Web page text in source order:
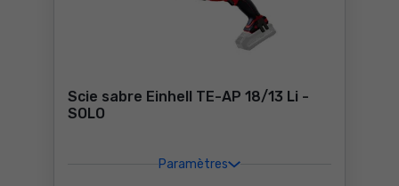
Scie sabre Einhell TE-AP 18/13 Li -
SOLO
Paramètres